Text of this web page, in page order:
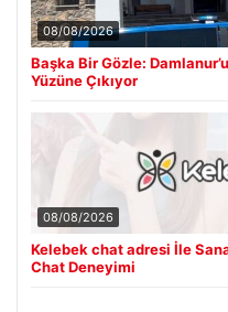
08/08/2026
Başka Bir Gözle:
Yüzüne Çıkıyor
08/08/2026
Kelebek chat adresi İle
Chat Deneyimi